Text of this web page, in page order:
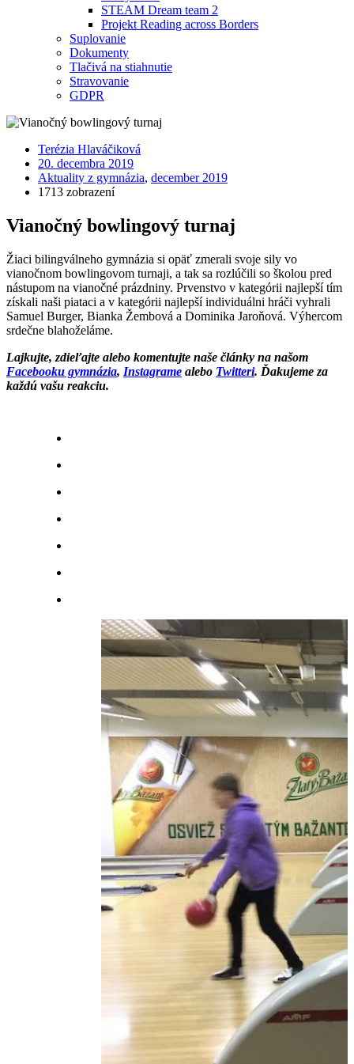
STEAM Dream team 2
Projekt Reading across Borders
Suplovanie
Dokumenty
Tlačivá na stiahnutie
Stravovanie
GDPR
Terézia Hlaváčiková
20. decembra 2019
Aktuality z gymnázia, december 2019
1713 zobrazení
Vianočný bowlingový turnaj
Žiaci bilingválneho gymnázia si opäť zmerali svoje sily vo
vianočnom bowlingovom turnaji, a tak sa rozlúčili so školou pred
nástupom na vianočné prázdniny. Prvenstvo v kategórii najlepší tím
získali naši piataci a v kategórii najlepší individuálni hráči vyhrali
Samuel Burger, Bianka Žembová a Dominika Jaroňová. Výhercom
srdečne blahoželáme.
Lajkujte, zdieľajte alebo komentujte naše články na našom
Facebooku gymnázia, Instagrame alebo Twitteri. Ďakujeme za
každú vašu reakciu.